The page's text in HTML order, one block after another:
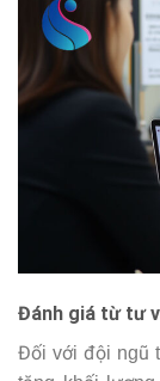
Đánh giá từ tư
Đối với đội ngũ